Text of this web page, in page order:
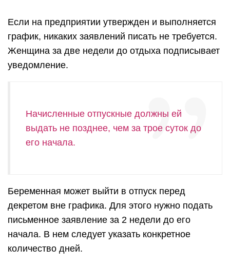
Если на предприятии утвержден и выполняется
график, никаких заявлений писать не требуется.
Женщина за две недели до отдыха подписывает
уведомление.
Начисленные отпускные должны ей
выдать не позднее, чем за трое суток до
его начала.
Беременная может выйти в отпуск перед
декретом вне графика. Для этого нужно подать
письменное заявление за 2 недели до его
начала. В нем следует указать конкретное
количество дней.